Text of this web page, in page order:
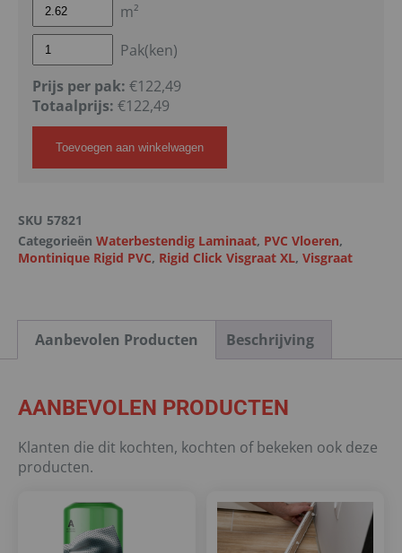
m²
Pak(ken)
Prijs per pak: €122,49
Totaalprijs: €122,49
Toevoegen aan winkelwagen
SKU 57821
Categorieën Waterbestendig Laminaat, PVC Vloeren,
Montinique Rigid PVC, Rigid Click Visgraat XL, Visgraat
Aanbevolen Producten Beschrijving
AANBEVOLEN PRODUCTEN
Klanten die dit kochten, kochten of bekeken ook deze
producten.